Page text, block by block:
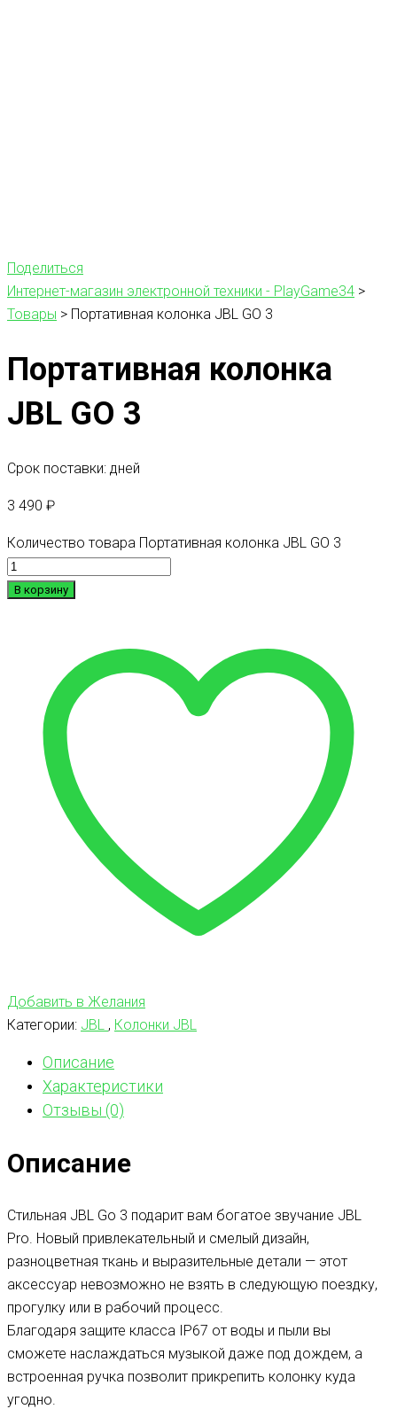
Поделиться
Интернет-магазин электронной техники - PlayGame34 >
Товары > Портативная колонка JBL GO 3
Портативная колонка
JBL GO 3
Срок поставки: дней
3 490 ₽
Количество товара Портативная колонка JBL GO 3
В корзину
Добавить в Желания
Категории: JBL , Колонки JBL
Описание
Характеристики
Отзывы (0)
Описание
Стильная JBL Go 3 подарит вам богатое звучание JBL
Pro. Новый привлекательный и смелый дизайн,
разноцветная ткань и выразительные детали — этот
аксессуар невозможно не взять в следующую поездку,
прогулку или в рабочий процесс.
Благодаря защите класса IP67 от воды и пыли вы
сможете наслаждаться музыкой даже под дождем, а
встроенная ручка позволит прикрепить колонку куда
угодно.